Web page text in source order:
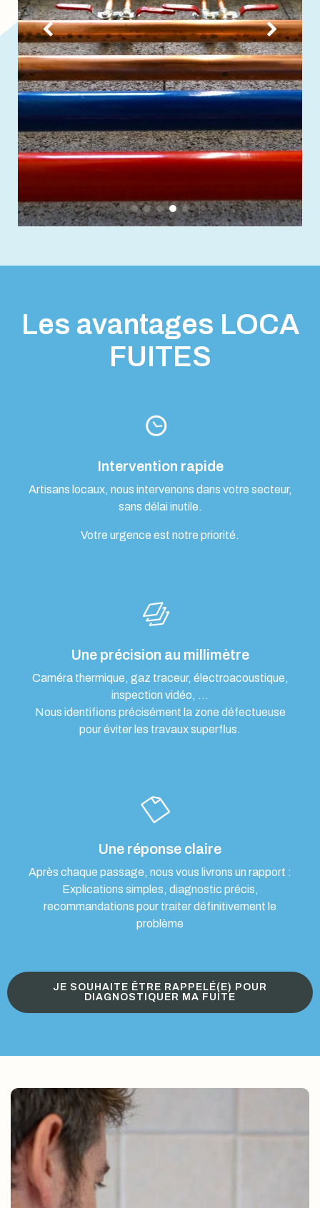
Les avantages LOCA
FUITES
Intervention rapide
Artisans locaux, nous intervenons dans votre secteur,
sans délai inutile.
Votre urgence est notre priorité.
Une précision au millimètre
Caméra thermique, gaz traceur, électroacoustique,
inspection vidéo, …
Nous identifions précisément la zone défectueuse
pour éviter les travaux superflus.
Une réponse claire
Après chaque passage, nous vous livrons un rapport :
Explications simples, diagnostic précis,
recommandations pour traiter définitivement le
problème
JE SOUHAITE ÊTRE RAPPELÉ(E) POUR
DIAGNOSTIQUER MA FUITE